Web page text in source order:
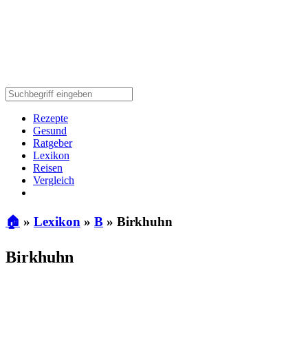
Rezepte
Gesund
Ratgeber
Lexikon
Reisen
Vergleich
🏠 » Lexikon » B » Birkhuhn
Birkhuhn